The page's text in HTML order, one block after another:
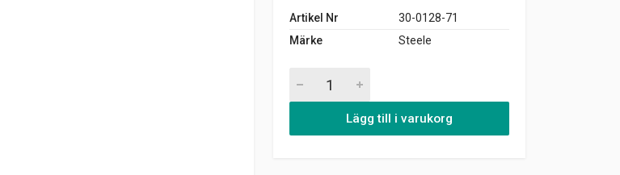
Artikel Nr
30-0128-71
Märke
Steele
Lägg till i varukorg